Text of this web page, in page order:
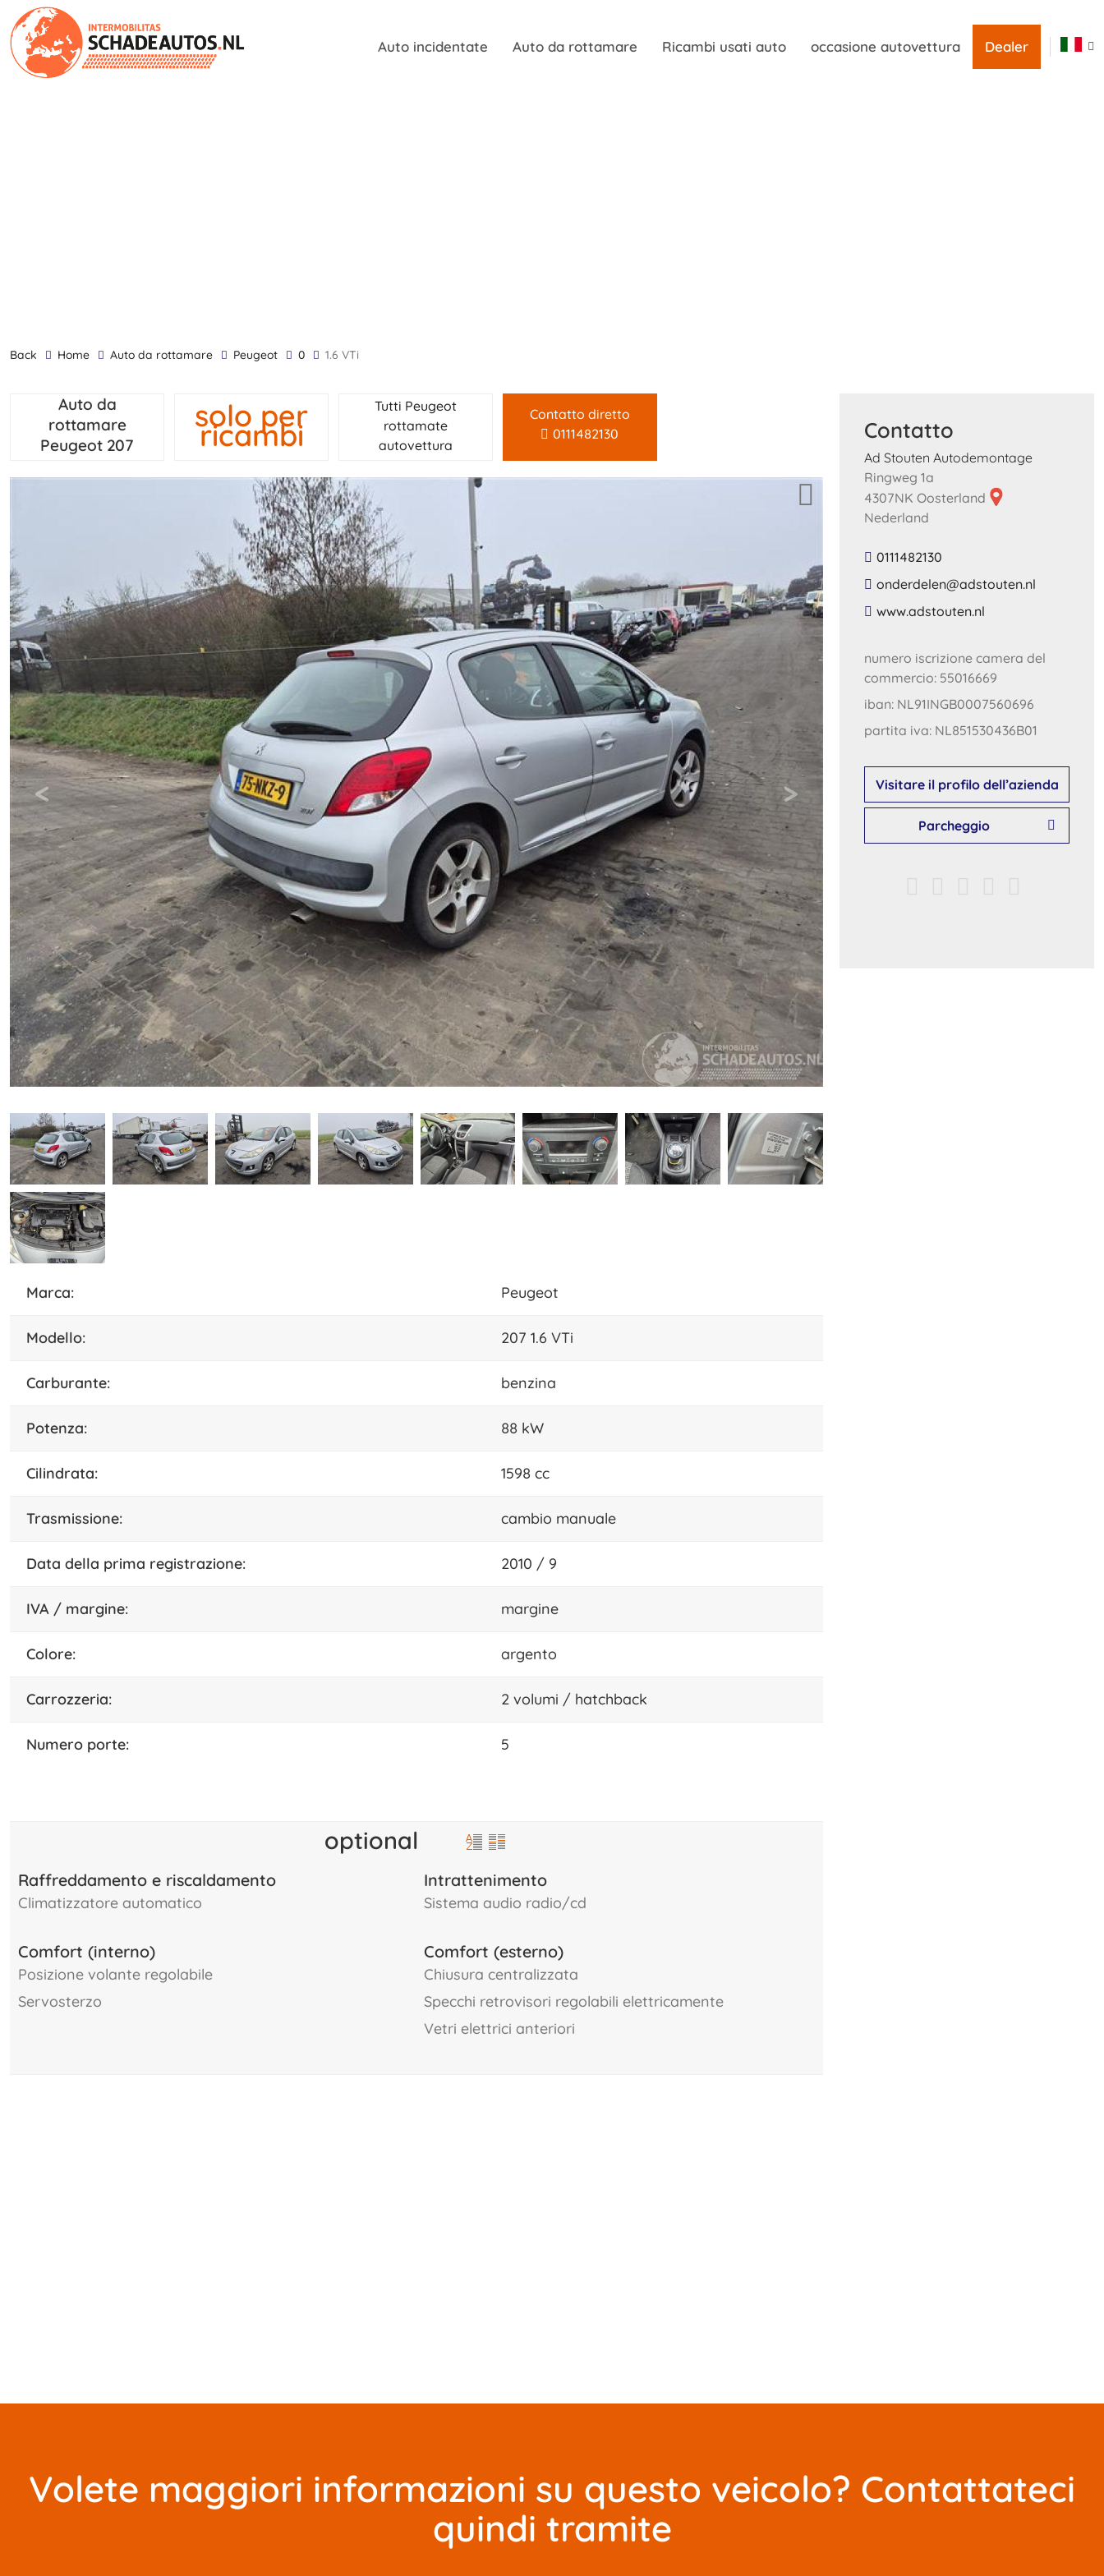
Auto incidentate Auto da rottamare Ricambi usati auto occasione autovettura Dealer
back Home Auto da rottamare Peugeot 0 1.6 VTi
Auto da
rottamare
Peugeot 207
solo per
ricambi
Tutti Peugeot
rottamate
autovettura
Contatto diretto
0111482130
marca: Peugeot
modello: 207 1.6 VTi
carburante: benzina
potenza: 88 kW
cilindrata: 1598 cc
trasmissione: cambio manuale
data della prima registrazione: 2010 / 9
IVA / margine: margine
colore: argento
carrozzeria: 2 volumi / hatchback
numero porte: 5
optional
Raffreddamento e riscaldamento
climatizzatore automatico
Intrattenimento
sistema audio radio/cd
Comfort (interno)
posizione volante regolabile
servosterzo
Comfort (esterno)
chiusura centralizzata
specchi retrovisori regolabili elettricamente
vetri elettrici anteriori
Contatto
Ad Stouten Autodemontage
Ringweg 1a
4307NK Oosterland
Nederland
0111482130
​onderdelen​@​adstouten​.​nl​
​www​.​adstouten​.​nl​
numero iscrizione camera del
commercio: 55016669
iban: NL91INGB0007560696
partita iva: NL851530436B01
Visitare il profilo dell’azienda
Parcheggio
Volete maggiori informazioni su questo veicolo? Contattateci
quindi tramite